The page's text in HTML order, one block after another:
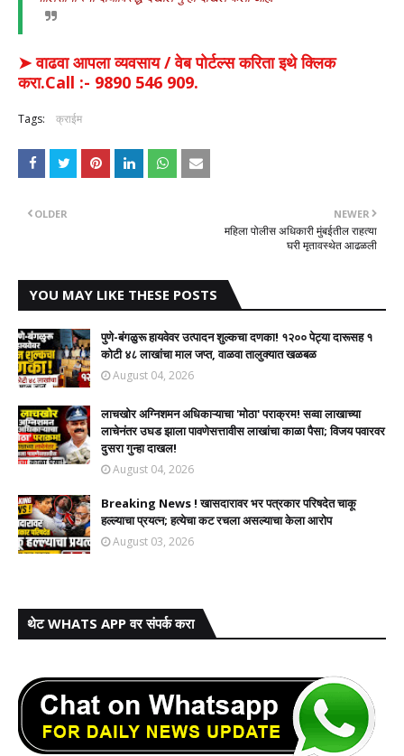
➤ वाढवा आपला व्यवसाय / वेब पोर्टल्स करिता इथे क्लिक
करा.Call :- 9890 546 909.
Tags: क्राईम
NEWER
महिला पोलीस अधिकारी मुंबईतील राहत्या
घरी मृतावस्थेत आढळली
OLDER
YOU MAY LIKE THESE POSTS
पुणे-बंगळुरू हायवेवर उत्पादन शुल्कचा दणका! १२०० पेट्या दारूसह १
कोटी ४८ लाखांचा माल जप्त, वाळवा तालुक्यात खळबळ
August 04, 2026
लाचखोर अग्निशमन अधिकाऱ्याचा 'मोठा' पराक्रम! सव्वा लाखाच्या
लाचेनंतर उघड झाला पावणेसत्तावीस लाखांचा काळा पैसा; विजय पवारवर
दुसरा गुन्हा दाखल!​
August 04, 2026
Breaking News ! खासदारावर भर पत्रकार परिषदेत चाकू
हल्ल्याचा प्रयत्न; हत्येचा कट रचला असल्याचा केला आरोप
August 03, 2026
थेट WHATS APP वर संपर्क करा